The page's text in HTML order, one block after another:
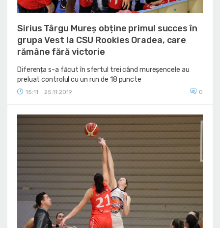
Sirius Târgu Mureș obține primul succes în
grupa Vest la CSU Rookies Oradea, care
rămâne fără victorie
Diferența s-a făcut în sfertul trei când mureșencele au
preluat controlul cu un run de 18 puncte
15:11 25.11.2019 0